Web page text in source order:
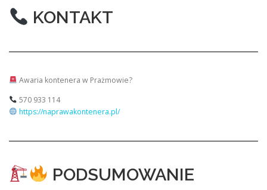
KONTAKT
Awaria kontenera w Prażmowie?
570 933 114
https://naprawakontenera.pl/
PODSUMOWANIE